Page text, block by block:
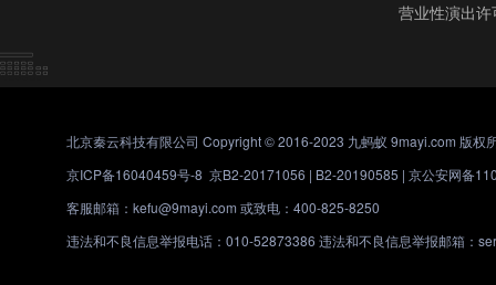
营业性演出许
北京秦云科技有限公司 Copyright © 2016-2023 九蚂蚁 9mayi.com 版权
京ICP备16040459号-8 京B2-20171056 | B2-20190585 | 京公安网备
客服邮箱：kefu@9mayi.com 或致电：400-825-8250
违法和不良信息举报电话：010-52873386 违法和不良信息举报邮箱：